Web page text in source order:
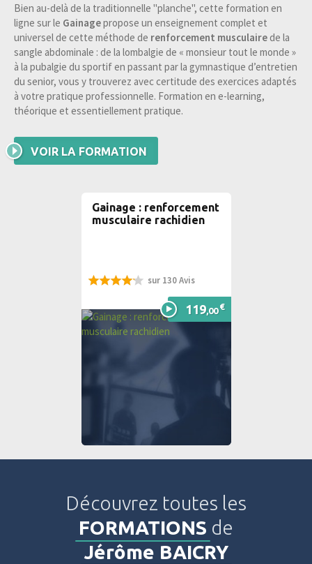
Bien au-delà de la traditionnelle "planche", cette formation en
ligne sur le Gainagepropose un enseignement complet et
universel de cette méthode de renforcement musculairede la
sangle abdominale : de la lombalgie de « monsieur tout le monde »
à la pubalgie du sportif en passant par la gymnastique d’entretien
du senior, vous y trouverez avec certitude des exercices adaptés
à votre pratique professionnelle. Formation en e-learning,
théorique et essentiellement pratique.
VOIR LA FORMATION
Gainage : renforcement
musculaire rachidien
sur 130 Avis
119,00€
Découvrez toutes les
FORMATIONS de
Jérôme BAICRY